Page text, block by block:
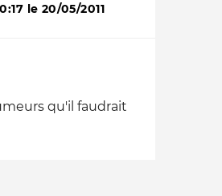
le 20/05/2011
qu'il faudrait